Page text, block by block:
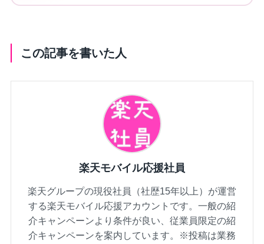
この記事を書いた人
楽天モバイル応援社員
楽天グループの現役社員（社歴15年以上）が運営
する楽天モバイル応援アカウントです。一般の紹
介キャンペーンより条件が良い、従業員限定の紹
介キャンペーンを案内しています。※投稿は業務